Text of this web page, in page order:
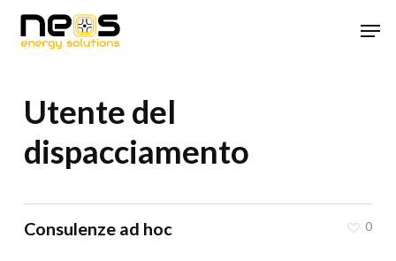
Skip
Utente del
dispacciamento
Consulenze ad hoc 0